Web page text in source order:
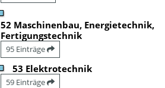
52 Maschinenbau, Energietechnik,
Fertigungstechnik
95 Einträge
53 Elektrotechnik
59 Einträge